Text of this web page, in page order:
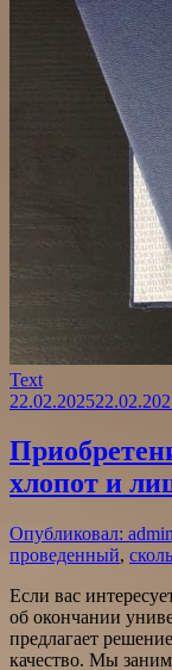
Text
22.02.2025
хлопот и
Опубликовал: admin
проведенный,
Если вас
об окончании
предлагает
качество. Мы